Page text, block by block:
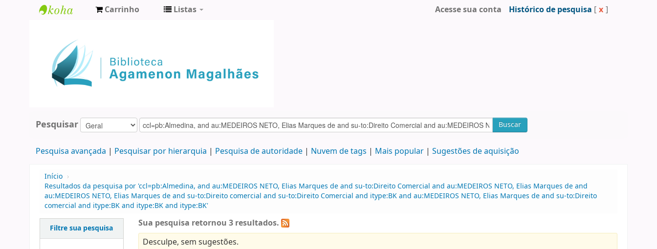
Agamenon
Magalhães
Carrinho Listas Acesse sua conta Histórico de pesquisa [ x ]
Pesquisar Buscar
Pesquisa avançada Pesquisar por hierarquia Pesquisa de autoridade Nuvem de tags Mais popular Sugestões de aquisição
Início ›
Resultados da pesquisa por 'ccl=pb:Almedina, and au:MEDEIROS NETO, Elias Marques de and su-to:Direito Comercial and au:MEDEIROS NETO, Elias Marques de and
au:MEDEIROS NETO, Elias Marques de and su-to:Direito comercial and su-to:Direito Comercial and itype:BK and au:MEDEIROS NETO, Elias Marques de and su-to:Direito
comercial and itype:BK and itype:BK and itype:BK'
Filtre sua pesquisa
Sua pesquisa retornou 3 resultados.
Desculpe, sem sugestões.